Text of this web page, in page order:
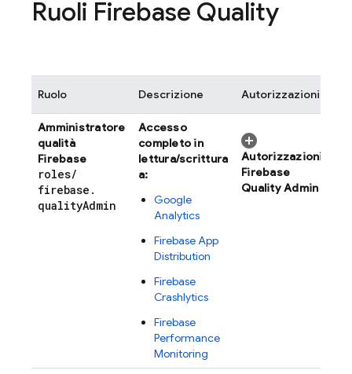
Ruoli Firebase Quality
Ruolo Descrizione Autorizzazioni
Amministratore
qualità
Firebase
roles/
firebase .
qualityAdmin
Accesso
completo in
lettura/scrittura
a:
Google
Analytics
Firebase App
Distribution
Firebase
Crashlytics
Firebase
Performance
Monitoring
Autorizzazioni
Firebase
Quality Admin